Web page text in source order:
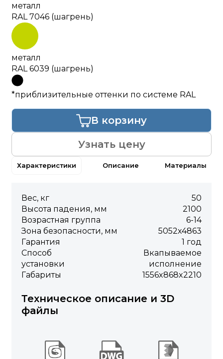
Характеристики Описание Материалы
Вес, кг
50
Высота падения, мм
2100
Возрастная группа
6-14
Зона безопасности, мм
5052х4863
Гарантия
1 год
Способ
установки
Вкапываемое
исполнение
Габариты
1556x868x2210
Техническое описание и 3D
файлы
металл
RAL 7046 (шагрень)
металл
RAL 6039 (шагрень)
*приблизительные оттенки по системе RAL
Узнать цену
В корзину